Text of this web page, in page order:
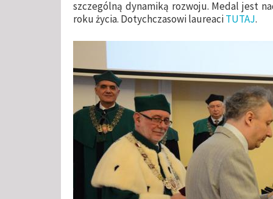
szczególną dynamiką rozwoju. Medal jest
roku życia. Dotychczasowi laureaciTUTAJ.